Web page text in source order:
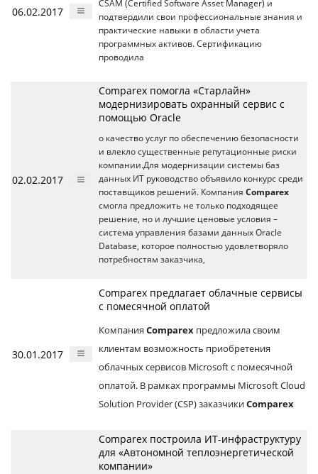
06.02.2017
CSAM (Certified Software Asset Manager) и
подтвердили свои профессиональные знания и
практические навыки в области учета
программных активов. Сертификацию
проводила
02.02.2017
Comparex помогла «Старлайн»
модернизировать охранный сервис с
помощью Oracle
о качество услуг по обеспечению безопасности
и влекло существенные репутационные риски
компании.Для модернизации системы баз
данных ИТ руководство объявило конкурс среди
поставщиков решений. Компания Comparex
смогла предложить не только подходящее
решение, но и лучшие ценовые условия –
система управления базами данных Oracle
Database, которое полностью удовлетворяло
потребностям заказчика,
30.01.2017
Comparex предлагает облачные сервисы
с помесячной оплатой
Компания Comparex предложила своим
клиентам возможность приобретения
облачных сервисов Microsoft с помесячной
оплатой. В рамках программы Microsoft Cloud
Solution Provider (CSP) заказчикиComparex
Comparex построила ИТ-инфраструктуру
для «Автономной теплоэнергетической
компании»